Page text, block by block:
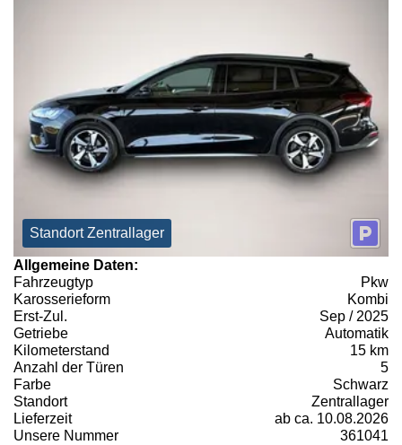
Standort Zentrallager
Allgemeine Daten:
Fahrzeugtyp
Pkw
Karosserieform
Kombi
Erst-Zul.
Sep / 2025
Getriebe
Automatik
Kilometerstand
15 km
Anzahl der Türen
5
Farbe
Schwarz
Standort
Zentrallager
Lieferzeit
ab ca. 10.08.2026
Unsere Nummer
361041